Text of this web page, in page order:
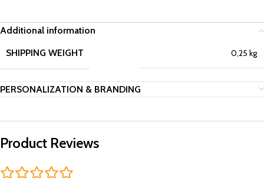
Additional information
SHIPPING WEIGHT
0,25 kg
PERSONALIZATION & BRANDING
Product Reviews